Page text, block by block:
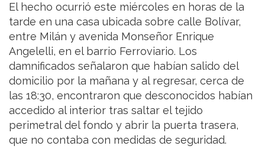
El hecho ocurrió este miércoles en horas de la
tarde en una casa ubicada sobre calle Bolívar,
entre Milán y avenida Monseñor Enrique
Angelelli, en el barrio Ferroviario. Los
damnificados señalaron que habían salido del
domicilio por la mañana y al regresar, cerca de
las 18:30, encontraron que desconocidos habían
accedido al interior tras saltar el tejido
perimetral del fondo y abrir la puerta trasera,
que no contaba con medidas de seguridad.